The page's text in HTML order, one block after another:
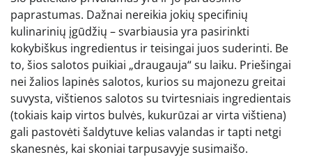
paprastumas. Dažnai nereikia jokių specifinių
kulinarinių įgūdžių – svarbiausia yra pasirinkti
kokybiškus ingredientus ir teisingai juos suderinti. Be
to, šios salotos puikiai „draugauja“ su laiku. Priešingai
nei žalios lapinės salotos, kurios su majonezu greitai
suvysta, vištienos salotos su tvirtesniais ingredientais
(tokiais kaip virtos bulvės, kukurūzai ar virta vištiena)
gali pastovėti šaldytuve kelias valandas ir tapti netgi
skanesnės, kai skoniai tarpusavyje susimaišo.